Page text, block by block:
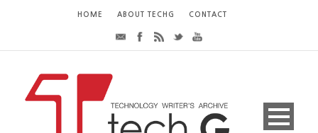
HOME ABOUT TECHG CONTACT